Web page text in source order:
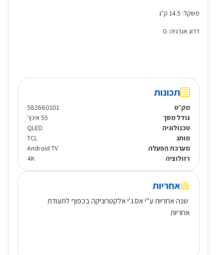
משקל: 14.5 ק"ג
דרוג אנרגיה: G
תכונות
מק״ט
582660101
גודל מסך
55 אינץ'
טכנולוגיה
QLED
מותג
TCL
מערכת הפעלה
Android TV
רזולוציה
4K
אחריות
שנה אחריות ע"י אס.ג'י אלקטרוניקה בכפוף לתעודת
אחריות